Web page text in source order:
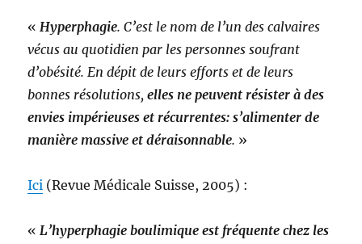
«Hyperphagie. C’est le nom de l’un des calvaires
vécus au quotidien par les personnes soufrant
d’obésité. En dépit de leurs efforts et de leurs
bonnes résolutions,elles ne peuvent résister à des
envies impérieuses et récurrentes: s’alimenter de
manière massive et déraisonnable. »
Ici (Revue Médicale Suisse, 2005) :
«L’hyperphagie boulimique est fréquente chez les